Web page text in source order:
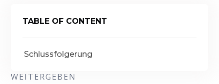
TABLE OF CONTENT
Schlussfolgerung
WEITERGEBEN